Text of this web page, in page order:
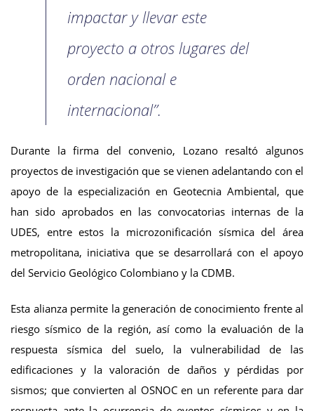
impactar y llevar este
proyecto a otros lugares del
orden nacional e
internacional”.
Durante la firma del convenio, Lozano resaltó algunos
proyectos de investigación que se vienen adelantando con el
apoyo de la especialización en Geotecnia Ambiental, que
han sido aprobados en las convocatorias internas de la
UDES, entre estos la microzonificación sísmica del área
metropolitana, iniciativa que se desarrollará con el apoyo
del Servicio Geológico Colombiano y la CDMB.
Esta alianza permite la generación de conocimiento frente al
riesgo sísmico de la región, así como la evaluación de la
respuesta sísmica del suelo, la vulnerabilidad de las
edificaciones y la valoración de daños y pérdidas por
sismos; que convierten al OSNOC en un referente para dar